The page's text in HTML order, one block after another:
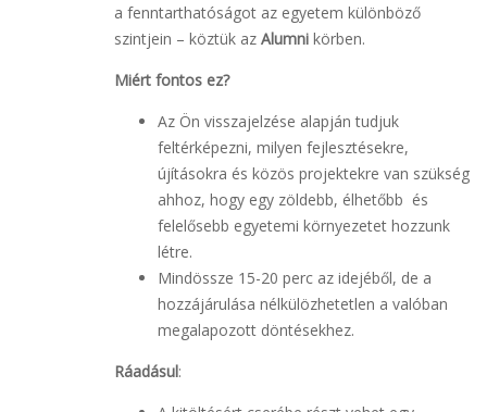
a fenntarthatóságot az egyetem különböző
szintjein – köztük az Alumni körben.
Miért fontos ez?
Az Ön visszajelzése alapján tudjuk
feltérképezni, milyen fejlesztésekre,
újításokra és közös projektekre van szükség
ahhoz, hogy egy zöldebb, élhetőbb és
felelősebb egyetemi környezetet hozzunk
létre.
Mindössze 15-20 perc az idejéből, de a
hozzájárulása nélkülözhetetlen a valóban
megalapozott döntésekhez.
Ráadásul: